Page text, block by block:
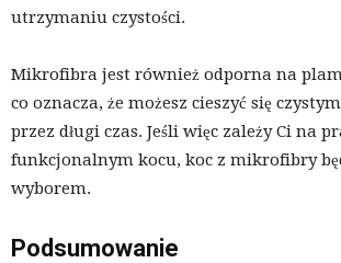
utrzymaniu czystości.
Mikrofibra jest również odporna na
co oznacza, że możesz cieszyć się
przez długi czas. Jeśli więc zależy Ci na
funkcjonalnym kocu, koc z mikrofibry
wyborem.
Podsumowanie